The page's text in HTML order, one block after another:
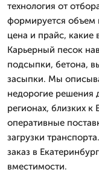
технология от
формируется объем
цена и прайс, какие
Карьерный песок
подсыпки, бетона,
засыпки. Мы
недорогие решения
регионах, близких к
оперативные
загрузки
заказ в
вместимости.